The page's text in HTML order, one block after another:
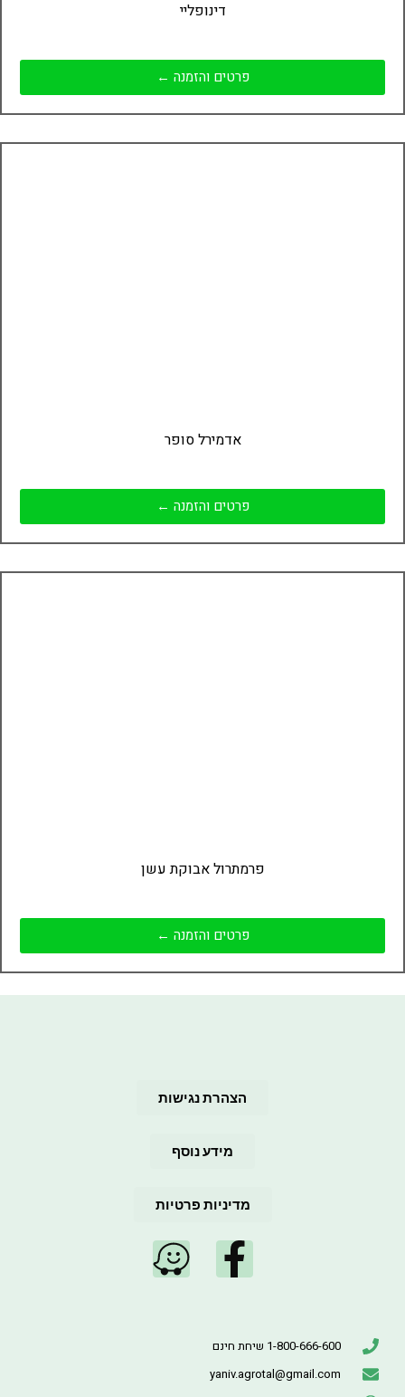
דינופליי
פרטים והזמנה ←
אדמירל סופר
פרטים והזמנה ←
פרמתרול אבוקת עשן
פרטים והזמנה ←
הצהרת נגישות
מידע נוסף
מדיניות פרטיות
1-800-666-600 שיחת חינם
yaniv.agrotal@gmail.com